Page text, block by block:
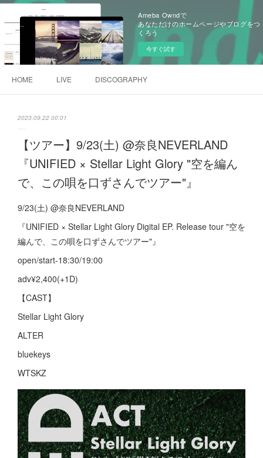
Ameba Owndで
あなただけのホームページやブログをつ
くろう
今すぐ試す
HOME LIVE DISCOGRAPHY
2023.09.22 00:01
【ツアー】9/23(土) @奈良NEVERLAND
『UNIFIED × Stellar Light Glory "空を編ん
で、この唄を口ずさんでツアー"』
9/23(土) @奈良NEVERLAND
『UNIFIED × Stellar Light Glory Digital EP. Release tour "空を
編んで、この唄を口ずさんでツアー"』
open/start-18:30/19:00
adv¥2,400(+1D)
【CAST】
Stellar Light Glory
ALTER
bluekeys
WTSKZ